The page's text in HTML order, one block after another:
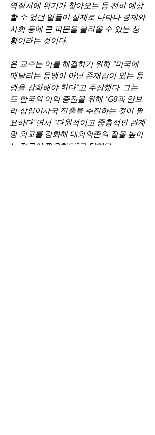
역질서에 위기가 찾아오는 등 전혀 예상
할 수 없던 일들이 실제로 나타나 경제와
사회 등에 큰 파문을 불러올 수 있는 상
황이라는 것이다.
윤 교수는 이를 해결하기 위해 “미국에
매달리는 동맹이 아닌 존재감이 있는 동
맹을 강화해야 한다”고 주장했다. 그는
또 한국의 이익 증진을 위해 “G8과 안보
리 상임이사국 진출을 추진하는 것이 필
요하다”면서 “다원적이고 중층적인 관계
망 외교를 강화해 대외의존의 질을 높이
는 접근이 필요하다”고 말했다.